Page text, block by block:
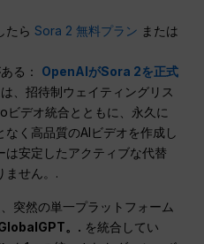
たらSora 2 無料プラン または
る： OpenAIがSora 2を正式
、招待制ウェイティングリス
ビデオ統合とともに、永久に
く高品質のAIビデオを作成し
安定したアクティブな代替
ません。.
突然の単一プラットフォーム
。. を統合してい